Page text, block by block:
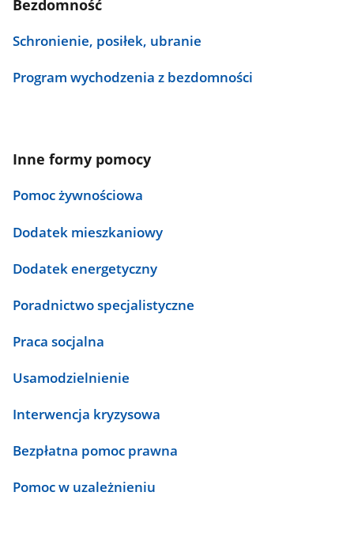
Bezdomność
Schronienie, posiłek, ubranie
Program wychodzenia z bezdomności
Inne formy pomocy
Pomoc żywnościowa
Dodatek mieszkaniowy
Dodatek energetyczny
Poradnictwo specjalistyczne
Praca socjalna
Usamodzielnienie
Interwencja kryzysowa
Bezpłatna pomoc prawna
Pomoc w uzależnieniu